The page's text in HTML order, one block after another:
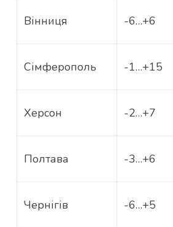
Вінниця -6…+6
Сімферополь -1…+15
Херсон -2…+7
Полтава -3…+6
Чернігів -6…+5